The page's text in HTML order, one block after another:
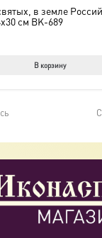
в земле
см BK-689
В корзину